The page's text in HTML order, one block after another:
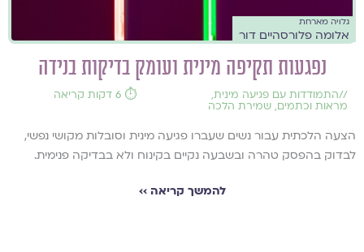
גלויה מארחת
אלומה פלורסהיים דור
נפגעות תקיפה מינית ועומק בדיקות בנידה
//התמודדות עם פגיעה מינית,
מראות וכתמים, שמירת הלכה
⏱️ 6 דקות קריאה
הצעה הלכתית עבור נשים שעברו פגיעה מינית וסובלות מקושי נפשי,
לבדוק בהפסק טהרה ובשבעה נקיים בקינוח ולא בבדיקה פנימית.
להמשך קריאה ››